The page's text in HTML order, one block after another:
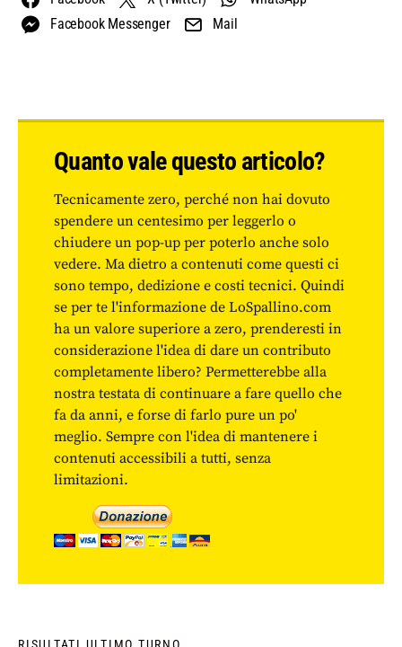
Facebook Messenger
Mail
Quanto vale questo articolo?
Tecnicamente zero, perché non hai dovuto
spendere un centesimo per leggerlo o
chiudere un pop-up per poterlo anche solo
vedere. Ma dietro a contenuti come questi ci
sono tempo, dedizione e costi tecnici. Quindi
se per te l'informazione de LoSpallino.com
ha un valore superiore a zero, prenderesti in
considerazione l'idea di dare un contributo
completamente libero? Permetterebbe alla
nostra testata di continuare a fare quello che
fa da anni, e forse di farlo pure un po'
meglio. Sempre con l'idea di mantenere i
contenuti accessibili a tutti, senza
limitazioni.